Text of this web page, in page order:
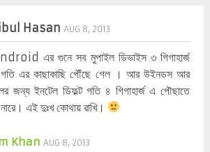
Hasan AUG 8, 2013
এর গুনে সব মুপাইল ডিভাইস ৩ গিগাহার্জ
গতি এর কাছাকাছি পৌঁছে গেল । আর উইনডস আর
জন্য ইনটেল ডিফল্ট গতি ৪ গিগাহার্জ এ পৌছাতে
এই দুঃখ কোথায় রাখি।
Khan AUG 8, 2013